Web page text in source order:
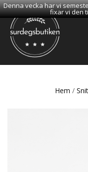
Denna vecka har vi
fixar vi den
Hem /